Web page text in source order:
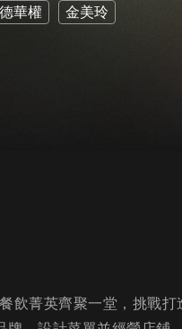
華權 金美玲
飲菁英齊聚一堂，挑戰